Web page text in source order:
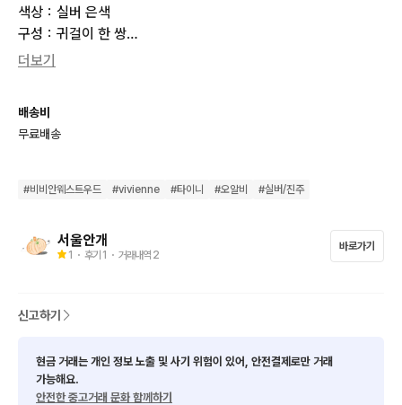
색상：실버 은색
구성：귀걸이 한 쌍
착용 타입：스터드 피어싱
능성이 높고, 배송 소요 기간은 약 2일 정도 소요됩니다.
플랫폼 안전결제만 거래 가능하며 직거래는 진행하지 않습니다.
더보기
배송비
무료배송
#비비안웨스트우드 #vivienne #타이니 #오알비 #실버/진주
서울안개
1 ・ 후기 1 ・ 거래내역 2
바로가기
신고하기
현금 거래는 개인 정보 노출 및 사기 위험이 있어, 안전결제로만 거래
가능해요.
안전한 중고거래 문화 함께하기